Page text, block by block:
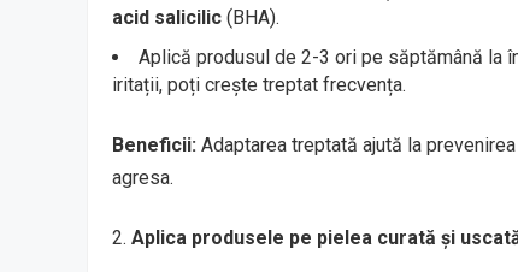
acid salicilic (BHA).
Aplică produsul de 2-3 ori pe săptămână la
iritații, poți crește treptat frecvența.
Beneficii: Adaptarea treptată ajută la
agresa.
Aplica produsele pe pielea curată și